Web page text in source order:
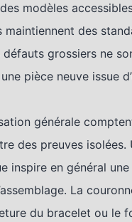
modèles
maintiennent des
défauts grossiers ne
pièce neuve issue
générale
des preuves isolées.
inspire en général
La
du bracelet ou le